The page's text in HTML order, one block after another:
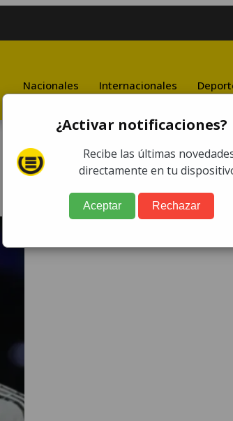
Nacionales Internacionales
¿Activar notificaciones?
Recibe las últimas
directamente en tu
Aceptar Rechazar